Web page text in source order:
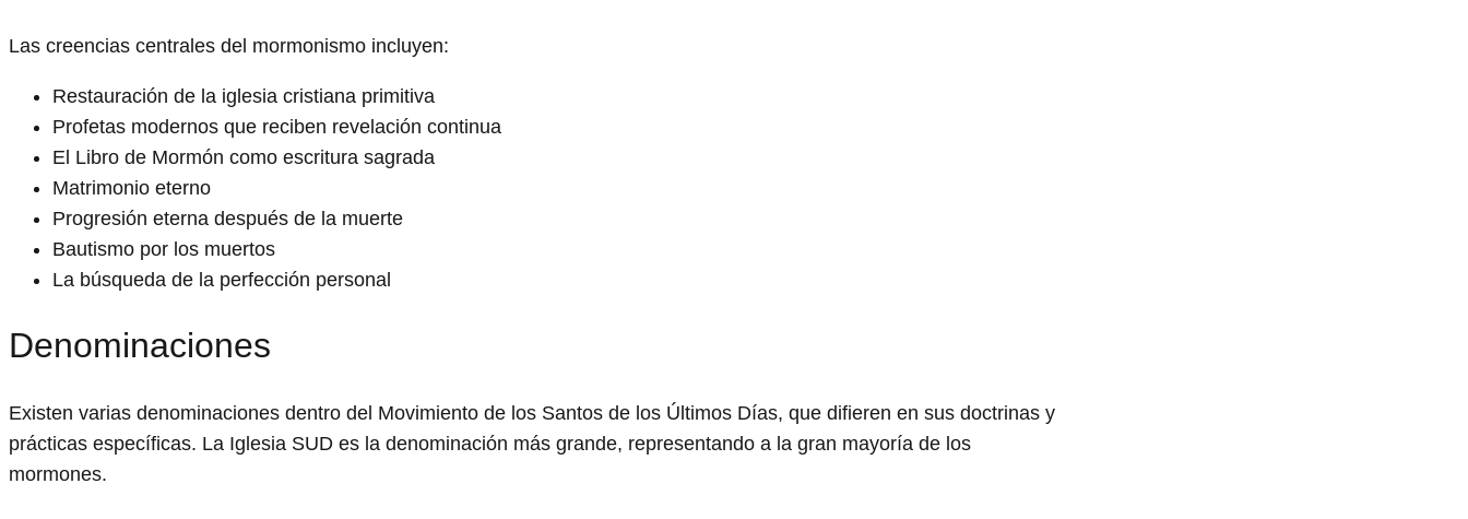
Las creencias centrales del mormonismo incluyen:
Restauración de la iglesia cristiana primitiva
Profetas modernos que reciben revelación continua
El Libro de Mormón como escritura sagrada
Matrimonio eterno
Progresión eterna después de la muerte
Bautismo por los muertos
La búsqueda de la perfección personal
Denominaciones
Existen varias denominaciones dentro del Movimiento de los Santos de los Últimos Días, que difieren en sus doctrinas y
prácticas específicas. La Iglesia SUD es la denominación más grande, representando a la gran mayoría de los
mormones.